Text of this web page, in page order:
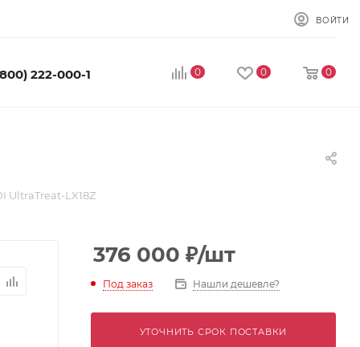
ВОЙТИ
222-000-1 0 0 0
UltraTreat-LX18Z
376 000 ₽/шт
Под заказ Нашли дешевле?
УТОЧНИТЬ СРОК ПОСТАВКИ